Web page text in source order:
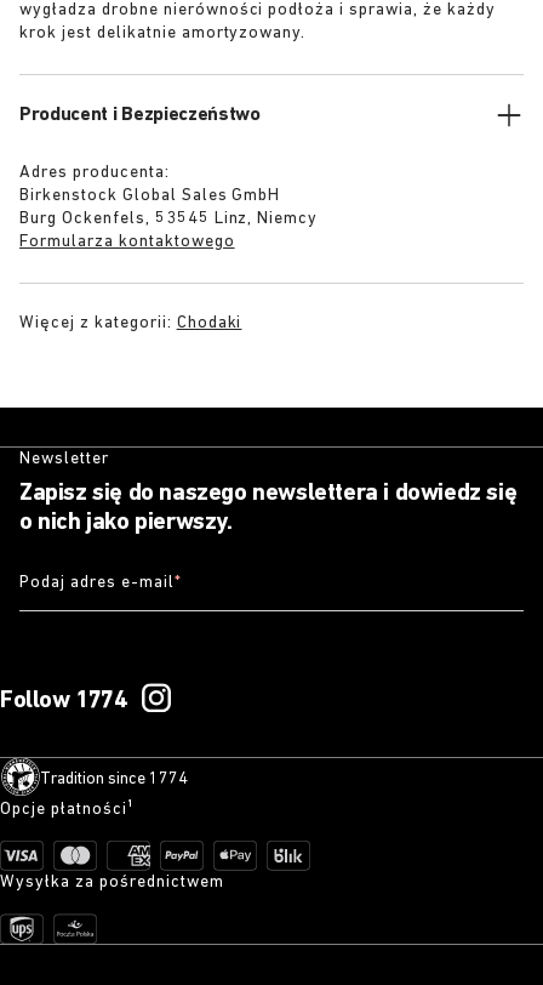
wygładza drobne nierówności podłoża i sprawia, że każdy
krok jest delikatnie amortyzowany.
Producent i Bezpieczeństwo
Adres producenta:
Birkenstock Global Sales GmbH
Burg Ockenfels, 53545 Linz, Niemcy
Formularza kontaktowego
Więcej z kategorii: Chodaki
Newsletter
Zapisz się do naszego newslettera i dowiedz się
o nich jako pierwszy.
Podaj adres e-mail*
Follow 1774
Tradition since 1774
Opcje płatności¹
Wysyłka za pośrednictwem